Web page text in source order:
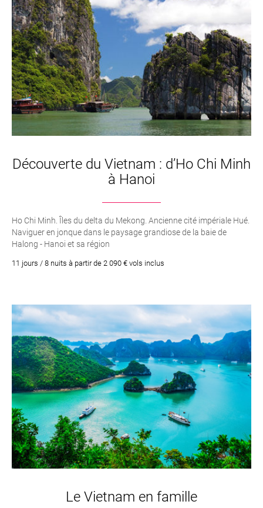
Découverte du Vietnam : d’Ho Chi Minh
à Hanoi
Ho Chi Minh. Îles du delta du Mekong. Ancienne cité impériale Hué.
Naviguer en jonque dans le paysage grandiose de la baie de
Halong - Hanoi et sa région
11 jours / 8 nuits à partir de 2 090 € vols inclus
Le Vietnam en famille